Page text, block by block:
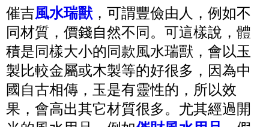
催吉風水瑞獸，可謂豐儉由人，例如不
同材質，價錢自然不同。可這樣說，體
積是同樣大小的同款風水瑞獸，會以玉
製比較金屬或木製等的好很多，因為中
國自古相傳，玉是有靈性的，所以效
果，會高出其它材質很多。尤其經過開